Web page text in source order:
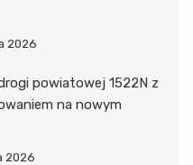
2026
powiatowej 1522N z
na nowym
2026